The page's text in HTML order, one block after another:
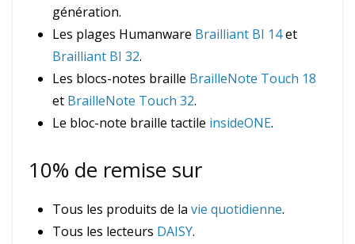
génération.
Les plages Humanware Brailliant BI 14et
Brailliant BI 32.
Les blocs-notes braille BrailleNote Touch 18
et BrailleNote Touch 32.
Le bloc-note braille tactile insideONE.
10% de remise sur
Tous les produits de la vie quotidienne.
Tous les lecteurs DAISY.